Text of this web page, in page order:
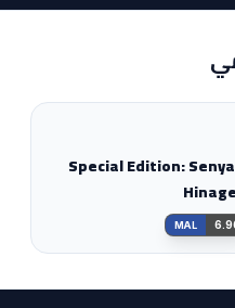
86 Special Edition:
MAL